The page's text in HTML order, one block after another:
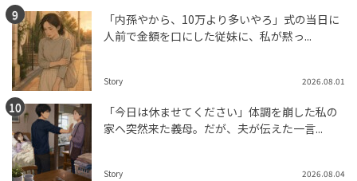
「内孫やから、10万より多いやろ」式の当日に
人前で金額を口にした従妹に、私が黙っ...
Story 2026.08.01
「今日は休ませてください」体調を崩した私の
家へ突然来た義母。だが、夫が伝えた一言...
Story 2026.08.04